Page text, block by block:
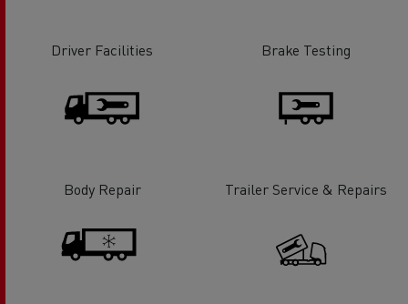
Driver Facilities Brake Testing
Body Repair Trailer Service & Repairs